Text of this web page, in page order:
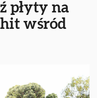
płyty na
wśród